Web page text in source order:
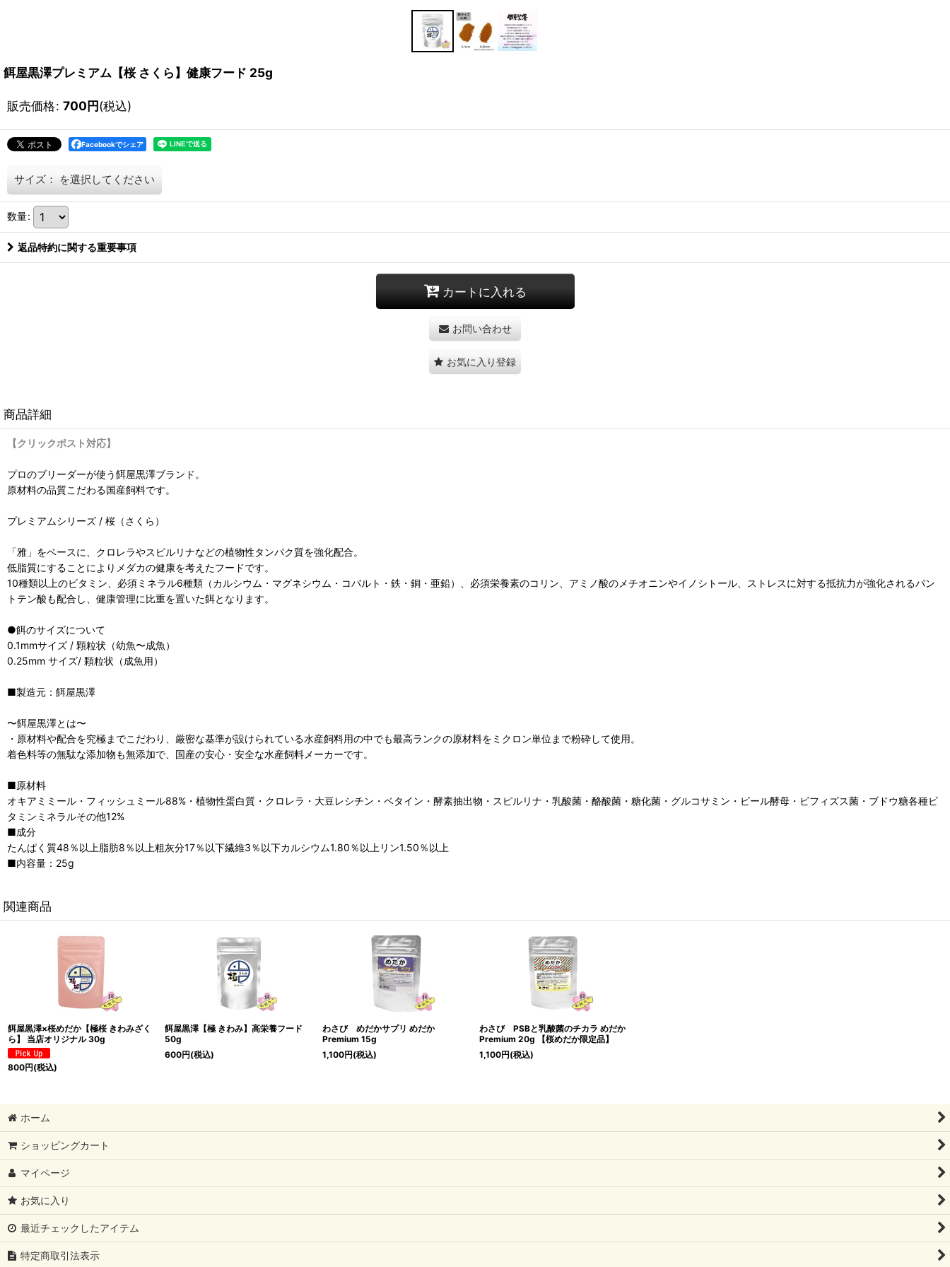
餌屋黒澤プレミアム【桜 さくら】健康フード 25g
販売価格: 700円(税込)
Facebookでシェア
サイズ： を選択してください
数量:
返品特約に関する重要事項
カートに入れる
お問い合わせ
お気に入り登録
商品詳細
【クリックポスト対応】
プロのブリーダーが使う餌屋黒澤ブランド。
原材料の品質こだわる国産飼料です。
プレミアムシリーズ / 桜（さくら）
「雅」をベースに、クロレラやスピルリナなどの植物性タンパク質を強化配合。
低脂質にすることによりメダカの健康を考えたフードです。
10種類以上のビタミン、必須ミネラル6種類（カルシウム・マグネシウム・コバルト・鉄・銅・亜鉛）、必須栄養素のコリン、アミノ酸のメチオニンやイノシトール、ストレスに対する抵抗力が強化されるパン
トテン酸も配合し、健康管理に比重を置いた餌となります。
●餌のサイズについて
0.1mmサイズ / 顆粒状（幼魚〜成魚）
0.25mm サイズ/ 顆粒状（成魚用）
■製造元：餌屋黒澤
〜餌屋黒澤とは〜
・原材料や配合を究極までこだわり、厳密な基準が設けられている水産飼料用の中でも最高ランクの原材料をミクロン単位まで粉砕して使用。
着色料等の無駄な添加物も無添加で、国産の安心・安全な水産飼料メーカーです。
■原材料
オキアミミール・フィッシュミール88%・植物性蛋白質・クロレラ・大豆レシチン・ベタイン・酵素抽出物・スピルリナ・乳酸菌・酪酸菌・糖化菌・グルコサミン・ビール酵母・ビフィズス菌・ブドウ糖各種ビ
タミンミネラルその他12%
■成分
たんぱく質48％以上脂肪8％以上粗灰分17％以下繊維3％以下カルシウム1.80％以上リン1.50％以上
■内容量：25g
関連商品
餌屋黒澤×桜めだか【極桜 きわみざく
ら】 当店オリジナル 30g
800円(税込)
餌屋黒澤【極 きわみ】高栄養フード
50g
600円(税込)
わさび めだかサプリ めだか
Premium 15g
1,100円(税込)
わさび PSBと乳酸菌のチカラ めだか
Premium 20g 【桜めだか限定品】
1,100円(税込)
ホーム
ショッピングカート
マイページ
お気に入り
最近チェックしたアイテム
特定商取引法表示